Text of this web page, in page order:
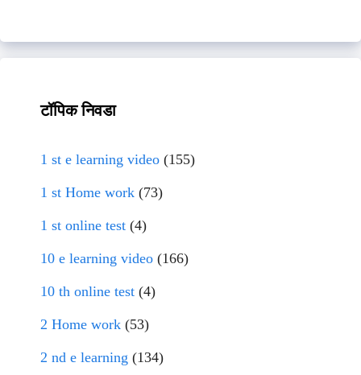
टॉपिक निवडा
1 st e learning video (155)
1 st Home work (73)
1 st online test (4)
10 e learning video (166)
10 th online test (4)
2 Home work (53)
2 nd e learning (134)